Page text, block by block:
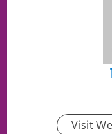
Visit